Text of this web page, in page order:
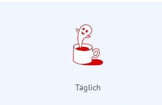
Täglich